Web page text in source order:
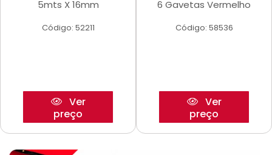
5mts X 16mm
Código: 52211
Ver
preço
6 Gavetas Vermelho
Código: 58536
Ver
preço